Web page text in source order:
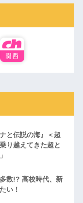
と伝説の海』＜超
り越えてきた超と
数!? 高校時代、新
い！